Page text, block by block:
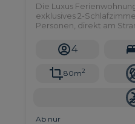
Die Luxus
exklusives 2-
Personen, direkt am
4
80m2
Ab nur